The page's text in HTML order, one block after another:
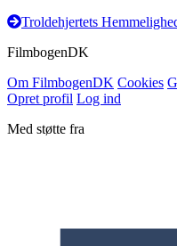
Troldehjertets
FilmbogenDK
Om FilmbogenDK Cookies
Opret profil Log ind
Med støtte fra